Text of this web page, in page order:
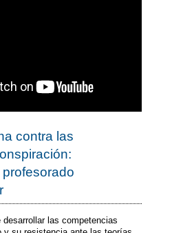
contra las
desarrollar las competencias